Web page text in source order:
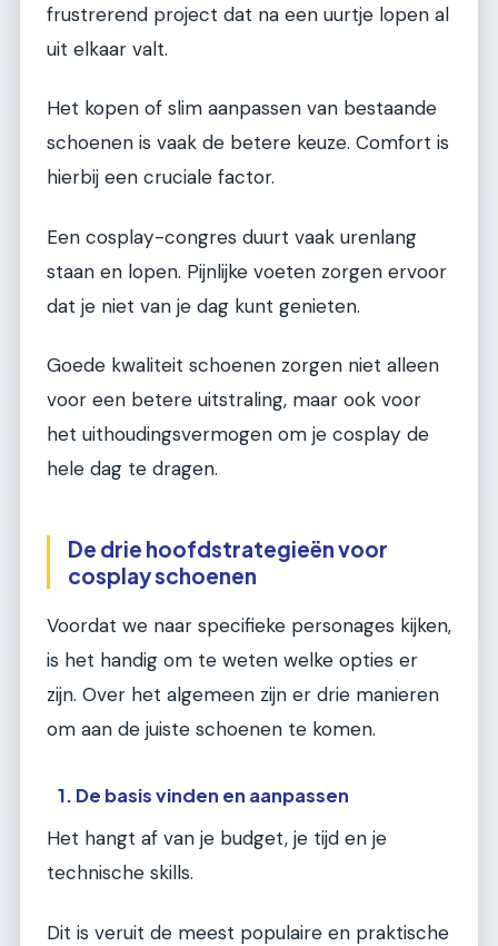
frustrerend project dat na een uurtje lopen al
uit elkaar valt.
Het kopen of slim aanpassen van bestaande
schoenen is vaak de betere keuze. Comfort is
hierbij een cruciale factor.
Een cosplay-congres duurt vaak urenlang
staan en lopen. Pijnlijke voeten zorgen ervoor
dat je niet van je dag kunt genieten.
Goede kwaliteit schoenen zorgen niet alleen
voor een betere uitstraling, maar ook voor
het uithoudingsvermogen om je cosplay de
hele dag te dragen.
De drie hoofdstrategieën voor
cosplay schoenen
Voordat we naar specifieke personages kijken,
is het handig om te weten welke opties er
zijn. Over het algemeen zijn er drie manieren
om aan de juiste schoenen te komen.
1. De basis vinden en aanpassen
Het hangt af van je budget, je tijd en je
technische skills.
Dit is veruit de meest populaire en praktische